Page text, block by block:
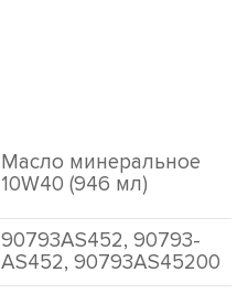
Масло минеральное
10W40 (946 мл)
90793AS452, 90793-
AS452, 90793AS45200